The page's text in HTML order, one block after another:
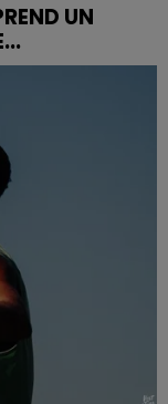
UN